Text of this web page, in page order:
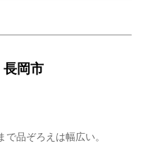
岡市
品ぞろえは幅広い。